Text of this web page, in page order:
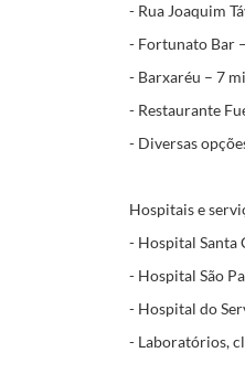
- Rua Joaquim
- Fortunato Bar
- Barxaréu – 7
- Restaurante
- Diversas
Hospitais e
- Hospital Santa
- Hospital São
- Hospital do
- Laboratórios,